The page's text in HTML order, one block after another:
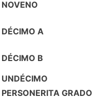
NOVENO
DÉCIMO A
DÉCIMO B
UNDÉCIMO
PERSONERITA GRADO